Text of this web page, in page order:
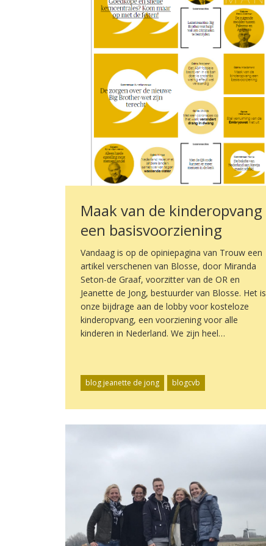
Maak van de kinderopvang
een basisvoorziening
Vandaag is op de opiniepagina van Trouw een
artikel verschenen van Blosse, door Miranda
Seton-de Graaf, voorzitter van de OR en
Jeanette de Jong, bestuurder van Blosse. Het is
onze bijdrage aan de lobby voor kosteloze
kinderopvang, een voorziening voor alle
kinderen in Nederland. We zijn heel…
blog jeanette de jong blogcvb